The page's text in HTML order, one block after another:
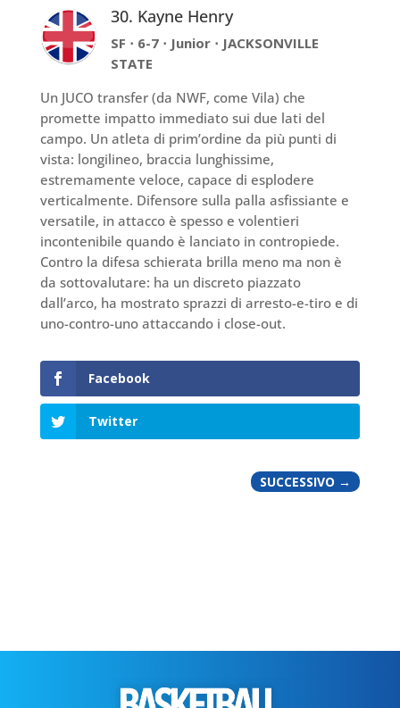
30. Kayne Henry
SF ⋅ 6-7 ⋅ Junior ⋅ JACKSONVILLE
STATE
Un JUCO transfer (da NWF, come Vila) che
promette impatto immediato sui due lati del
campo. Un atleta di prim’ordine da più punti di
vista: longilineo, braccia lunghissime,
estremamente veloce, capace di esplodere
verticalmente. Difensore sulla palla asfissiante e
versatile, in attacco è spesso e volentieri
incontenibile quando è lanciato in contropiede.
Contro la difesa schierata brilla meno ma non è
da sottovalutare: ha un discreto piazzato
dall’arco, ha mostrato sprazzi di arresto-e-tiro e di
uno-contro-uno attaccando i close-out.
Facebook
Twitter
SUCCESSIVO →